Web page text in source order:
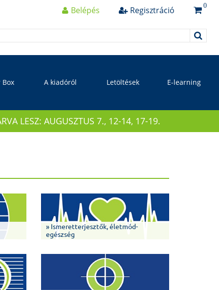
Belépés Regisztráció 0
Box A kiadóról Letöltések E-learning
LESZ: AUGUSZTUS 7., 12-14, 17-19.
» Ismeretterjesztők, életmód-
egészség